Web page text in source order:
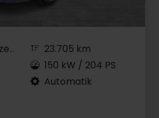
Gebrauchtfahrzeug
23.705 km
150 kW / 204 PS
Automatik